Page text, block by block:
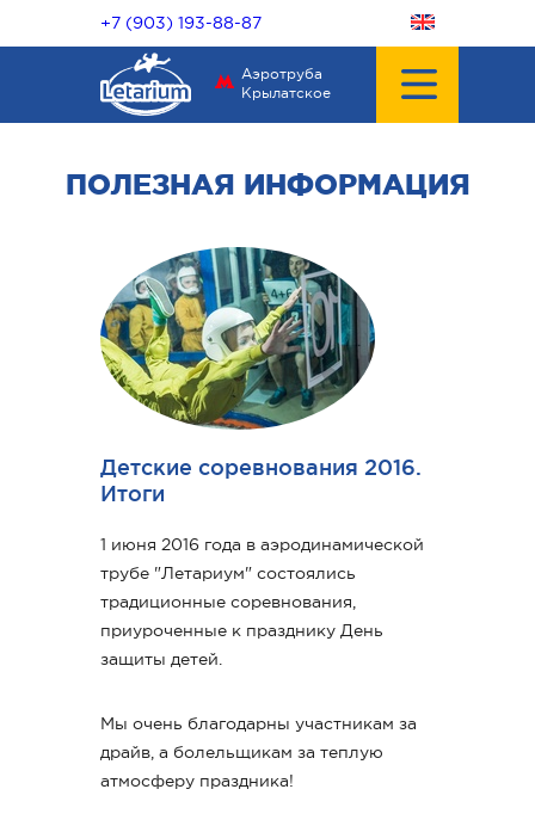
+7 (903) 193-88-87
Аэротруба
Крылатское
ПОЛЕЗНАЯ ИНФОРМАЦИЯ
Детские соревнования 2016.
Итоги
1 июня 2016 года в аэродинамической
трубе "Летариум" состоялись
традиционные соревнования,
приуроченные к празднику День
защиты детей.
Мы очень благодарны участникам за
драйв, а болельщикам за теплую
атмосферу праздника!